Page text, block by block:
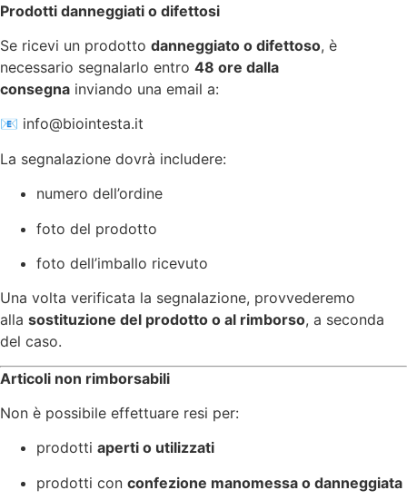
Prodotti danneggiati o difettosi
Se ricevi un prodotto danneggiato o difettoso, è
necessario segnalarlo entro 48 ore dalla
consegna inviando una email a:
📧 info@biointesta.it
La segnalazione dovrà includere:
numero dell’ordine
foto del prodotto
foto dell’imballo ricevuto
Una volta verificata la segnalazione, provvederemo
alla sostituzione del prodotto o al rimborso, a seconda
del caso.
Articoli non rimborsabili
Non è possibile effettuare resi per:
prodotti aperti o utilizzati
prodotti con confezione manomessa o danneggiata